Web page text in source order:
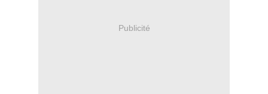
Publicité